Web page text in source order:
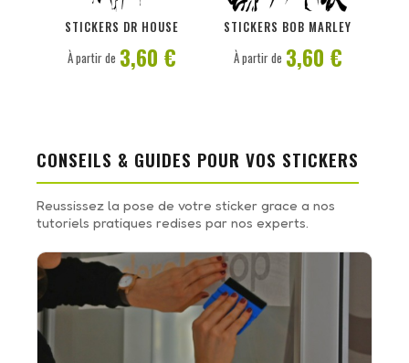
STICKERS DR HOUSE
PERSONNALISER
À partir de 3,60 €
STICKERS BOB MARLEY
PERSONNALISER
À partir de 3,60 €
CONSEILS & GUIDES POUR VOS STICKERS
Reussissez la pose de votre sticker grace a nos
tutoriels pratiques redises par nos experts.